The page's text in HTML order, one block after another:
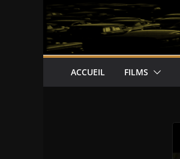
ACCUEIL FILMS